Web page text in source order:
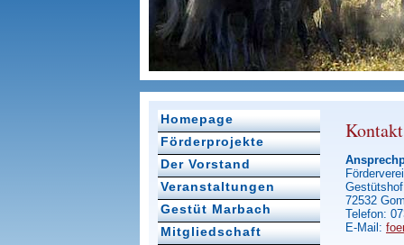
Homepage
Förderprojekte
Der Vorstand
Veranstaltungen
Gestüt Marbach
Mitgliedschaft
72532
Telefon:
E-Mail: